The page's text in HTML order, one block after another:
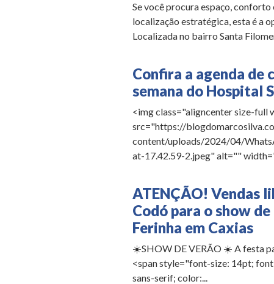
Se você procura espaço,
localização estratégica, esta é a
Localizada no bairro Santa
Confira a agenda de
semana do Hospital
<img class="aligncenter size-full
src="https://
content/uploads/2024/04/
at-17.42.59-2.jpeg" alt=""
ATENÇÃO! Vendas
Codó para o show
Ferinha em Caxias
☀️SHOW DE VERÃO ☀️ A festa
<span style="font-size: 14pt;
sans-serif; color:...